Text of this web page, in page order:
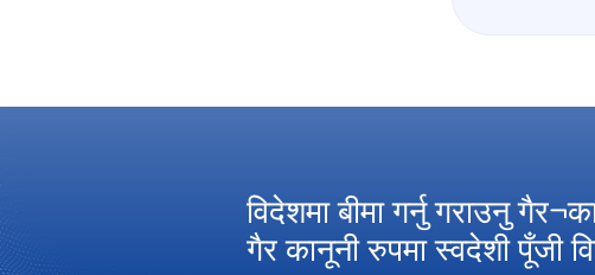
विदेशमा बीमा गर्नु गराउनु
गैर कानूनी रुपमा स्वदेशी पूँजी